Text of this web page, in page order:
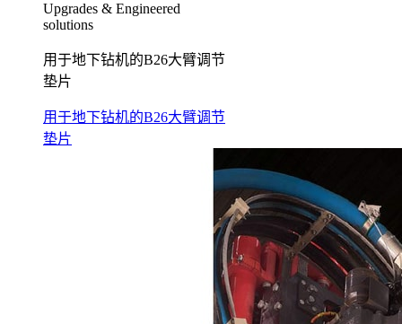
Upgrades & Engineered
solutions
用于地下钻机的B26大臂调节
垫片
用于地下钻机的B26大臂调节
垫片